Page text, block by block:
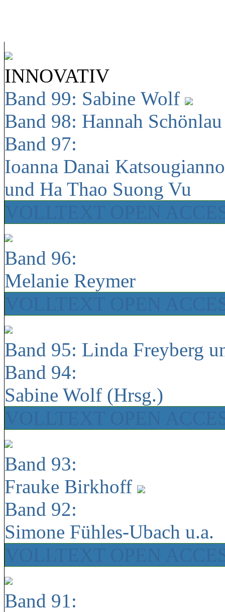
INNOVATIV
Band 99: Sabine Wolf
Band 98: Hannah
Band 97:
Ioanna Danai
und Ha Thao Suong Vu
Band 96:
Melanie Reymer
Band 95: Linda Freyberg
Band 94:
Sabine Wolf (Hrsg.)
Band 93:
Frauke Birkhoff
Band 92:
Simone Fühles-Ubach u.a.
Band 91: